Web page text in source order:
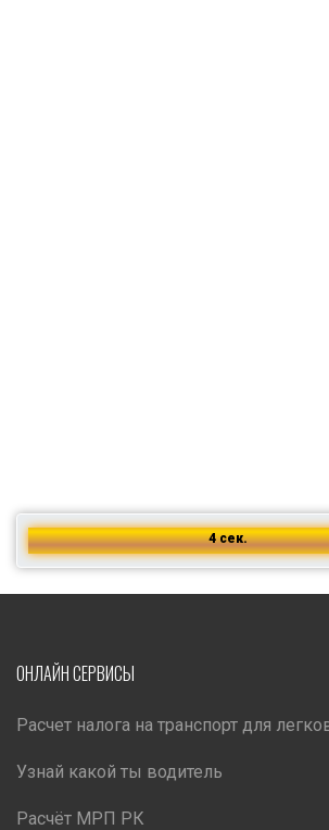
4 сек.
ОНЛАЙН СЕРВИСЫ
Расчет налога на транспорт для
Узнай какой ты водитель
Расчёт МРП РК